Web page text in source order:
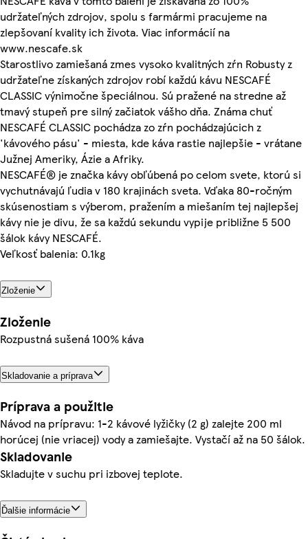
udržateľných zdrojov, spolu s farmármi pracujeme na
zlepšovaní kvality ich života. Viac informácií na
www.nescafe.sk
Starostlivo zamiešaná zmes vysoko kvalitných zŕn Robusty z
udržateľne získaných zdrojov robí každú kávu NESCAFÉ
CLASSIC výnimočne špeciálnou. Sú pražené na stredne až
tmavý stupeň pre silný začiatok vášho dňa. Známa chuť
NESCAFÉ CLASSIC pochádza zo zŕn pochádzajúcich z
'kávového pásu' - miesta, kde káva rastie najlepšie - vrátane
Južnej Ameriky, Ázie a Afriky.
NESCAFÉ® je značka kávy obľúbená po celom svete, ktorú si
vychutnávajú ľudia v 180 krajinách sveta. Vďaka 80-ročným
skúsenostiam s výberom, pražením a miešaním tej najlepšej
kávy nie je divu, že sa každú sekundu vypije približne 5 500
šálok kávy NESCAFÉ.
Veľkosť balenia: 0.1kg
Zloženie
Zloženie
Rozpustná sušená 100% káva
Skladovanie a príprava
Príprava a použitie
Návod na prípravu: 1-2 kávové lyžičky (2 g) zalejte 200 ml
horúcej (nie vriacej) vody a zamiešajte. Vystačí až na 50 šálok.
Skladovanie
Skladujte v suchu pri izbovej teplote.
Ďalšie informácie